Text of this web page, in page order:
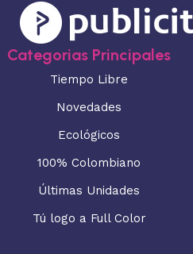
Categorias Principales
Tiempo Libre
Novedades
Ecológicos
100% Colombiano
Últimas Unidades
Tú logo a Full Color